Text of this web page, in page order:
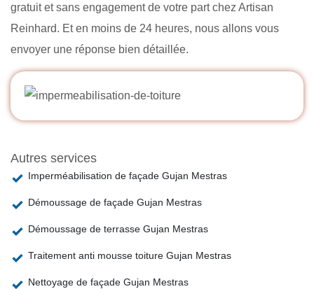
gratuit et sans engagement de votre part chez Artisan
Reinhard. Et en moins de 24 heures, nous allons vous
envoyer une réponse bien détaillée.
Autres services
Imperméabilisation de façade Gujan Mestras
Démoussage de façade Gujan Mestras
Démoussage de terrasse Gujan Mestras
Traitement anti mousse toiture Gujan Mestras
Nettoyage de façade Gujan Mestras